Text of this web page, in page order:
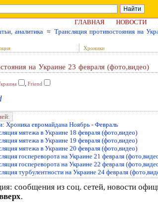
ГЛАВНАЯ
НОВОСТИ
аналитика ≈ Трансляция противостояния на
Хроники
на Украине 23 февраля (фото,видео)
, Friend
: Хроника евромайдана Ноябрь - Февраль
мятежа в Украине 18 февраля (фото,видео)
мятежа в Украине 19 февраля (фото,видео)
мятежа в Украине 20 февраля (фото,видео)
госпереворота на Украине 21 февраля
госпереворота на Украине 22 февраля
турбулентности на Украине 24 февраля
сообщения из соц. сетей, новости
.